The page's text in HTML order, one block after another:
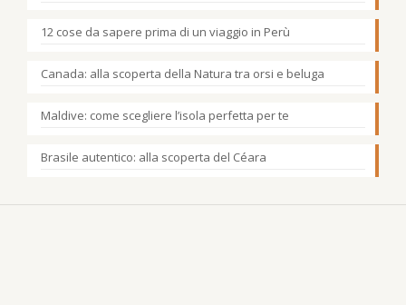
12 cose da sapere prima di un viaggio in Perù
Canada: alla scoperta della Natura tra orsi e beluga
Maldive: come scegliere l’isola perfetta per te
Brasile autentico: alla scoperta del Céara